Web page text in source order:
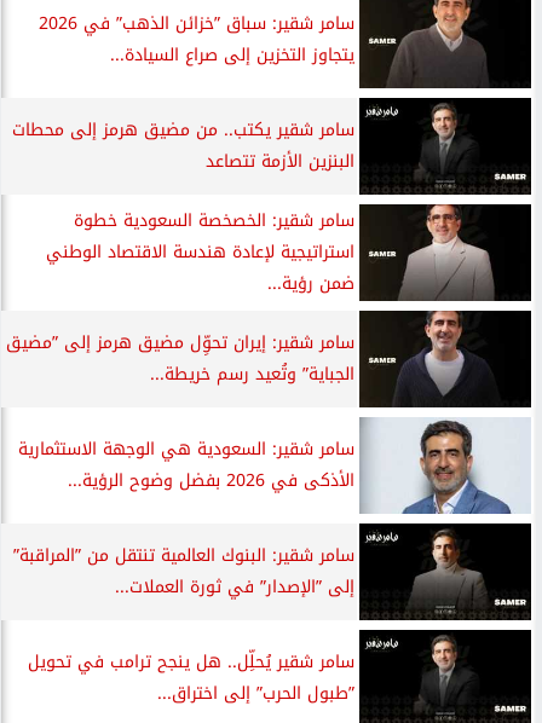
سامر شقير: سباق ”خزائن الذهب” في 2026
يتجاوز التخزين إلى صراع السيادة...
سامر شقير يكتب.. من مضيق هرمز إلى محطات
البنزين الأزمة تتصاعد
سامر شقير: الخصخصة السعودية خطوة
استراتيجية لإعادة هندسة الاقتصاد الوطني
ضمن رؤية...
سامر شقير: إيران تحوِّل مضيق هرمز إلى ”مضيق
الجباية” وتُعيد رسم خريطة...
سامر شقير: السعودية هي الوجهة الاستثمارية
الأذكى في 2026 بفضل وضوح الرؤية...
سامر شقير: البنوك العالمية تنتقل من ”المراقبة”
إلى ”الإصدار” في ثورة العملات...
سامر شقير يُحلِّل.. هل ينجح ترامب في تحويل
”طبول الحرب” إلى اختراق...